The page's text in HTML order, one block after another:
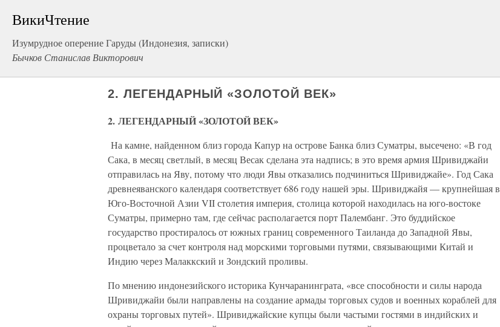
ВикиЧтение
Изумрудное оперение Гаруды (Индонезия, записки)
Бычков Станислав Викторович
2. ЛЕГЕНДАРНЫЙ «ЗОЛОТОЙ ВЕК»
2. ЛЕГЕНДАРНЫЙ «ЗОЛОТОЙ ВЕК»
На камне, найденном близ города Капур на острове Банка близ Суматры, высечено: «В год
Сака, в месяц светлый, в месяц Весак сделана эта надпись; в это время армия Шривиджайи
отправилась на Яву, потому что люди Явы отказались подчиниться Шривиджайе». Год Сака
древнеяванского календаря соответствует 686 году нашей эры. Шривиджайя — крупнейшая в
Юго-Восточной Азии VII столетия империя, столица которой находилась на юго-востоке
Суматры, примерно там, где сейчас располагается порт Палембанг. Это буддийское
государство простиралось от южных границ современного Таиланда до Западной Явы,
процветало за счет контроля над морскими торговыми путями, связывающими Китай и
Индию через Малаккский и Зондский проливы.
По мнению индонезийского историка Кунчаранинграта, «все способности и силы народа
Шривиджайи были направлены на создание армады торговых судов и военных кораблей для
охраны торговых путей». Шривиджайские купцы были частыми гостями в индийских и